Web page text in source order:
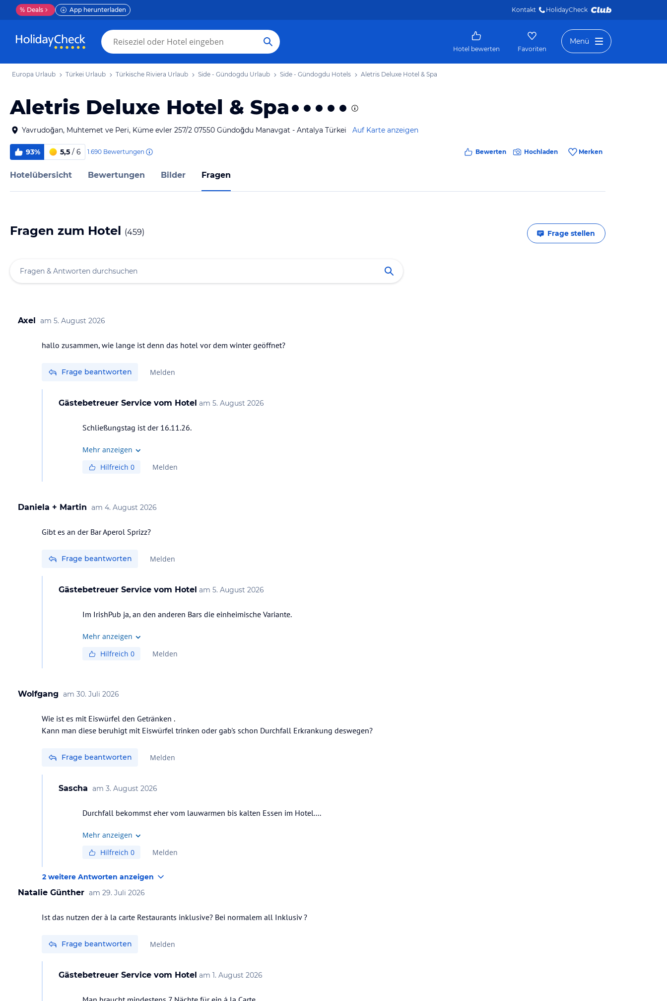
% Deals App herunterladen Kontakt HolidayCheck
Hotel bewerten Favoriten
Menü
Europa Urlaub Türkei Urlaub Türkische Riviera Urlaub Side - Gündogdu Urlaub Side - Gündogdu Hotels Aletris Deluxe Hotel & Spa
Aletris Deluxe Hotel & Spa
Yavrudoğan, Muhtemet ve Peri, Küme evler 257/2 07550 Gündoğdu Manavgat - Antalya Türkei Auf Karte anzeigen
93% 5,5 / 6 1.690 Bewertungen Bewerten Hochladen Merken
Hotelübersicht Bewertungen Bilder Fragen
Fragen zum Hotel (459) Frage stellen
Axel am 5. August 2026
hallo zusammen, wie lange ist denn das hotel vor dem winter geöffnet?
Frage beantworten Melden
Gästebetreuer Service vom Hotel am 5. August 2026
Schließungstag ist der 16.11.26.
Mehr anzeigen
Hilfreich 0 Melden
Daniela + Martin am 4. August 2026
Gibt es an der Bar Aperol Sprizz?
Frage beantworten Melden
Gästebetreuer Service vom Hotel am 5. August 2026
Im IrishPub ja, an den anderen Bars die einheimische Variante.
Mehr anzeigen
Hilfreich 0 Melden
Wolfgang am 30. Juli 2026
Wie ist es mit Eiswürfel den Getränken .
Kann man diese beruhigt mit Eiswürfel trinken oder gab's schon Durchfall Erkrankung deswegen?
Frage beantworten Melden
Sascha am 3. August 2026
Durchfall bekommst eher vom lauwarmen bis kalten Essen im Hotel....
Mehr anzeigen
Hilfreich 0 Melden
2 weitere Antworten anzeigen
Natalie Günther am 29. Juli 2026
Ist das nutzen der à la carte Restaurants inklusive? Bei normalem all Inklusiv ?
Frage beantworten Melden
Gästebetreuer Service vom Hotel am 1. August 2026